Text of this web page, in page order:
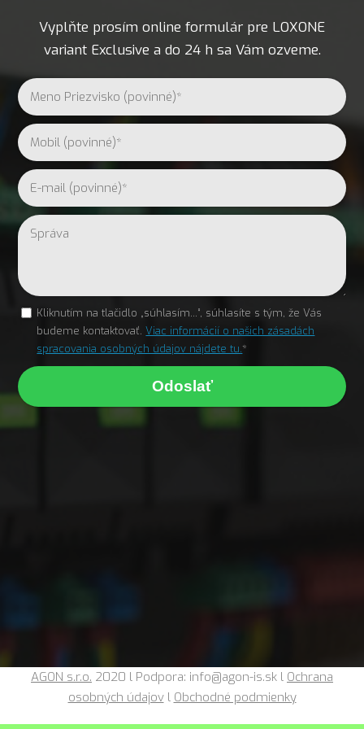
Vyplňte prosím online formulár pre LOXONE
variant Exclusive a do 24 h sa Vám ozveme.
Kliknutím na tlačidlo „súhlasím...“, súhlasíte s tým, že Vás
budeme kontaktovať. Viac informácií o našich zásadách
spracovania osobných údajov nájdete tu.*
Odoslať
AGON s.r.o. 2020 l Podpora: info@agon-is.sk l Ochrana
osobných údajovl Obchodné podmienky